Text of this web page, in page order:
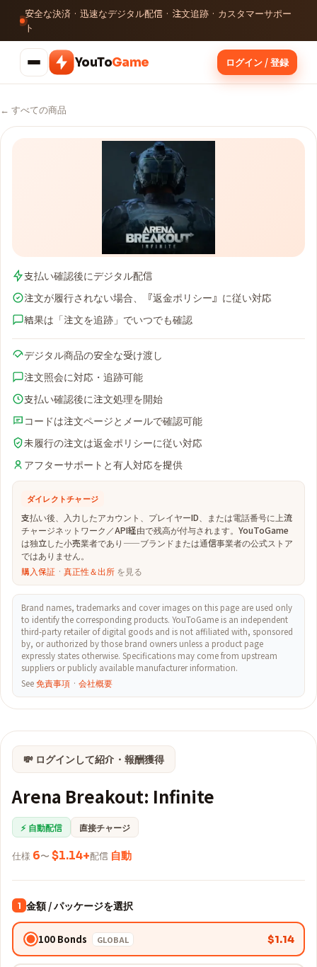
安全な決済 · 迅速なデジタル配信 · 注文追跡 · カスタマーサポー
ト
YouToGame ログイン / 登録
← すべての商品
支払い確認後にデジタル配信
注文が履行されない場合、『返金ポリシー』に従い対応
結果は「注文を追跡」でいつでも確認
デジタル商品の安全な受け渡し
注文照会に対応・追跡可能
支払い確認後に注文処理を開始
コードは注文ページとメールで確認可能
未履行の注文は返金ポリシーに従い対応
アフターサポートと有人対応を提供
ダイレクトチャージ
支払い後、入力したアカウント、プレイヤーID、または電話番号に上流
チャージネットワーク／API経由で残高が付与されます。YouToGame
は独立した小売業者であり——ブランドまたは通信事業者の公式ストア
ではありません。
購入保証 · 真正性＆出所 を見る
Brand names, trademarks and cover images on this page are used only
to identify the corresponding products. YouToGame is an independent
third-party retailer of digital goods and is not affiliated with, sponsored
by, or authorized by those brand owners unless a product page
expressly states otherwise. Specifications may come from upstream
suppliers or publicly available manufacturer information.
See免責事項 · 会社概要
💸 ログインして紹介・報酬獲得
Arena Breakout: Infinite
⚡ 自動配信 直接チャージ
仕様 6〜 $1.14+配信 自動
1 金額 / パッケージを選択
100 Bonds GLOBAL $1.14